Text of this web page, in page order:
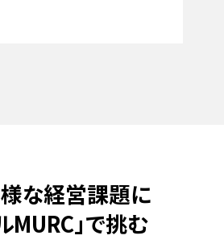
な経営課題に
MURC」で挑む